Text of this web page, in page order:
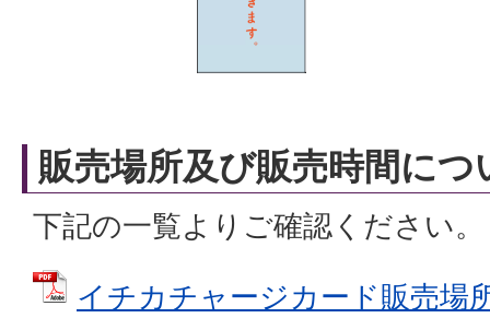
販売場所及び販売時間につ
下記の一覧よりご確認ください。
イチカチャージカード販売場